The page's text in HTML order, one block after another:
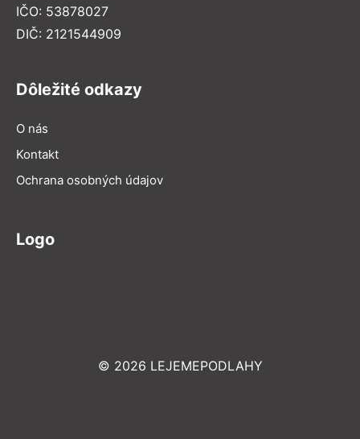
IČO: 53878027
DIČ: 2121544909
Dôležité odkazy
O nás
Kontakt
Ochrana osobných údajov
Logo
© 2026 LEJEMEPODLAHY